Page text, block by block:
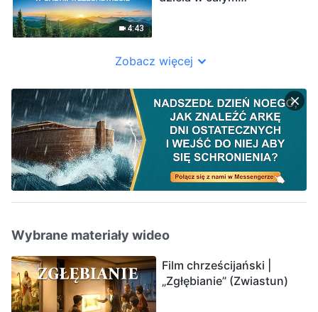
4:43
Zobacz więcej
Wybrane materiały wideo
Film chrześcijański |
„Zgłębianie” (Zwiastun)